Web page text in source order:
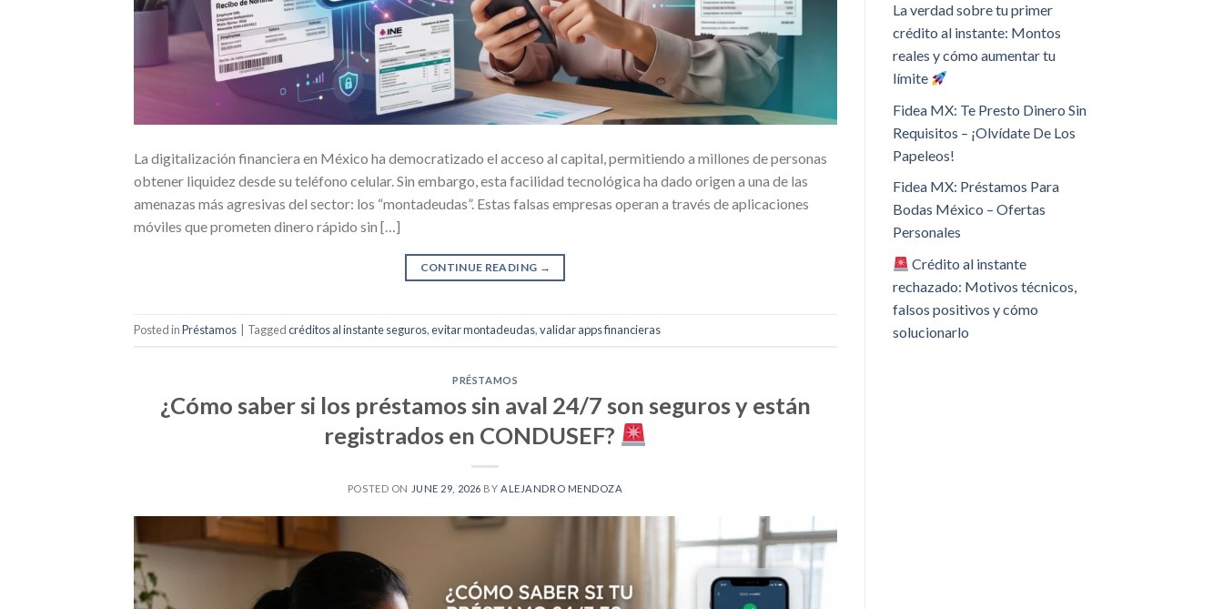
La digitalización financiera en México ha democratizado el acceso al capital, permitiendo a millones de personas
obtener liquidez desde su teléfono celular. Sin embargo, esta facilidad tecnológica ha dado origen a una de las
amenazas más agresivas del sector: los “montadeudas”. Estas falsas empresas operan a través de aplicaciones
móviles que prometen dinero rápido sin […]
CONTINUE READING →
Posted inPréstamos Taggedcréditos al instante seguros,evitar montadeudas,validar apps financieras
PRÉSTAMOS
¿Cómo saber si los préstamos sin aval 24/7 son seguros y están
registrados en CONDUSEF?
POSTED ON JUNE 29, 2026 BYALEJANDRO MENDOZA
La verdad sobre tu primer
crédito al instante: Montos
reales y cómo aumentar tu
límite
Fidea MX: Te Presto Dinero Sin
Requisitos – ¡Olvídate De Los
Papeleos!
Fidea MX: Préstamos Para
Bodas México – Ofertas
Personales
Crédito al instante
rechazado: Motivos técnicos,
falsos positivos y cómo
solucionarlo